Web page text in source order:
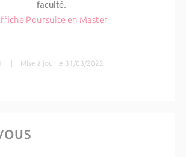
faculté.
Poursuite en Master
| Mise à jour le 31/03/2022